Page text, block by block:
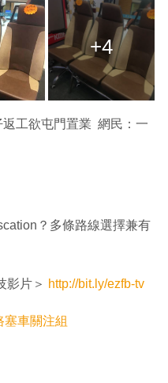
+4
返工欲屯門置業 網民：一
？多條路線選擇兼有
影片＞ http://bit.ly/ezfb-tv
塞車關注組